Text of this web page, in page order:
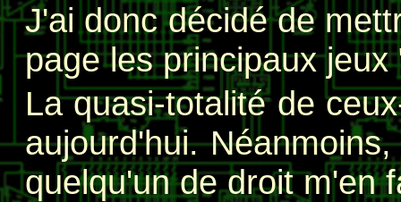
J'ai donc décidé de
page les principaux
La quasi-totalité de
aujourd'hui.
quelqu'un de droit m'en